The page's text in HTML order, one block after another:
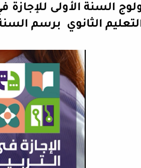
الثانوي  برسم السنة